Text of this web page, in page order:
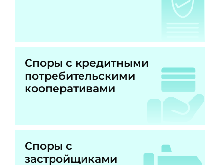
Споры с кредитными
потребительскими
кооперативами
Споры с
застройщиками